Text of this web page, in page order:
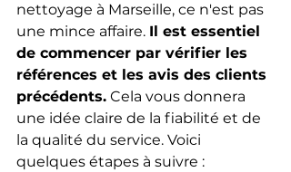
nettoyage à Marseille, ce n'est pas
une mince affaire. Il est essentiel
de commencer par vérifier les
références et les avis des clients
précédents. Cela vous donnera
une idée claire de la fiabilité et de
la qualité du service. Voici
quelques étapes à suivre :